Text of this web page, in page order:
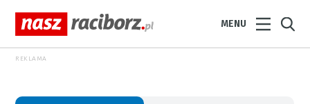
MENU
REKLAMA